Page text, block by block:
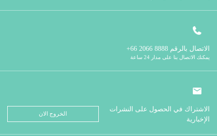
الاتصال بالرقم
يمكنك الاتصال بنا على مدار 24 ساعة
الاشتراك في الحصول على النشرات
الإخبارية
الخروج الان